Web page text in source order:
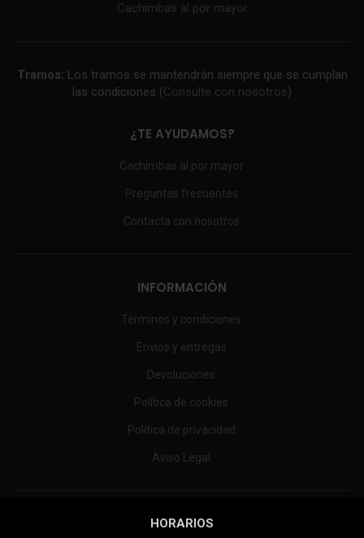
Cachimbas al por mayor
Tramos: Los tramos se mantendrán siempre que se cumplan
las condiciones (Consulte con nosotros)
¿TE AYUDAMOS?
Cachimbas al por mayor
Preguntas frecuentes
Contacta con nosotros
INFORMACIÓN
Términos y condiciones
Envíos y entregas
Devoluciones
Política de cookies
Política de privacidad
Aviso Legal
HORARIOS